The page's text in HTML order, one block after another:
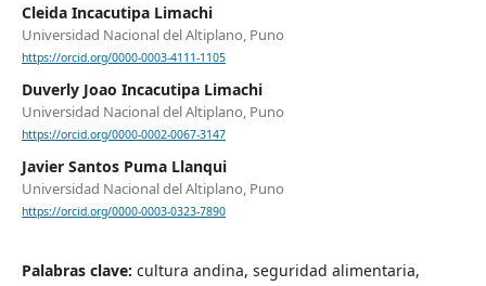
Cleida Incacutipa Limachi
Universidad Nacional del Altiplano, Puno
https://orcid.org/0000-0003-4111-1105
Duverly Joao Incacutipa Limachi
Universidad Nacional del Altiplano, Puno
https://orcid.org/0000-0002-0067-3147
Javier Santos Puma Llanqui
Universidad Nacional del Altiplano, Puno
https://orcid.org/0000-0003-0323-7890
Palabras clave: cultura andina, seguridad alimentaria,